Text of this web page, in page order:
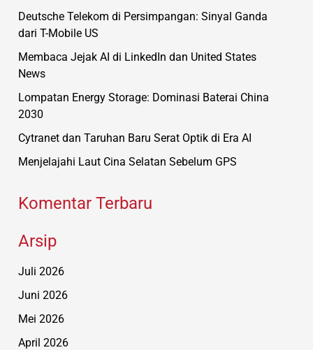
Deutsche Telekom di Persimpangan: Sinyal Ganda
dari T-Mobile US
Membaca Jejak AI di LinkedIn dan United States
News
Lompatan Energy Storage: Dominasi Baterai China
2030
Cytranet dan Taruhan Baru Serat Optik di Era AI
Menjelajahi Laut Cina Selatan Sebelum GPS
Komentar Terbaru
Arsip
Juli 2026
Juni 2026
Mei 2026
April 2026